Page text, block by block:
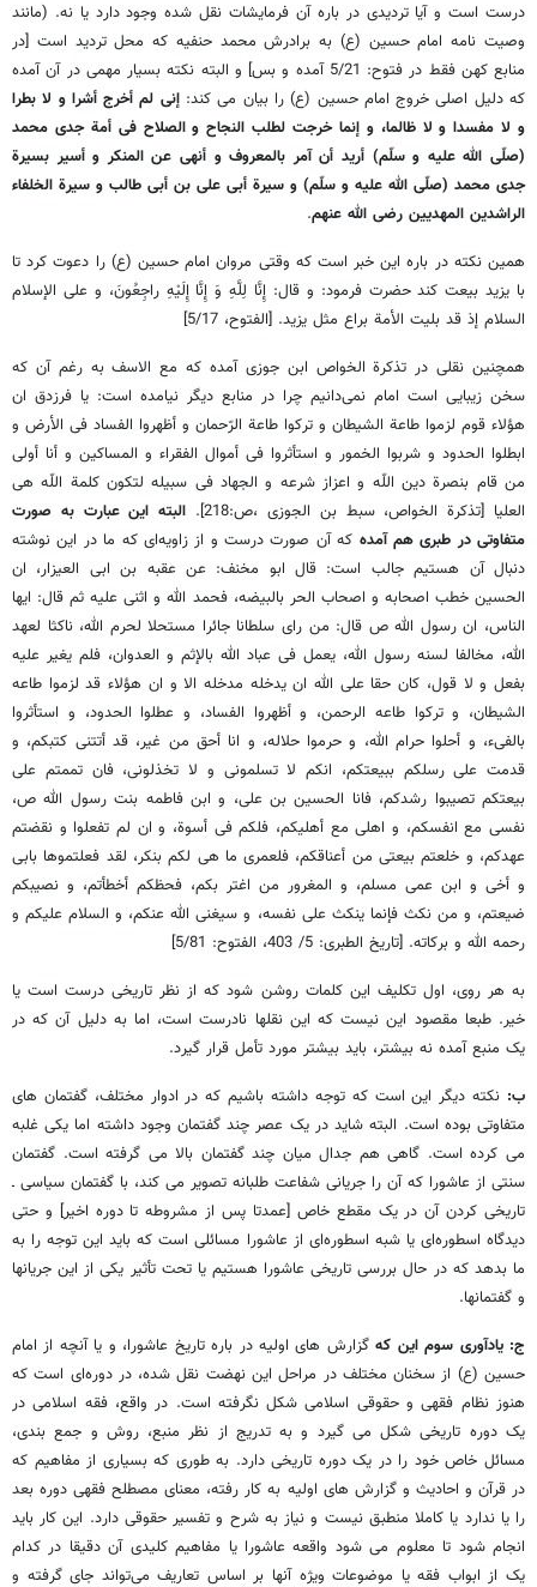
درست است و آیا تردیدی در باره آن فرمایشات نقل شده وجود دارد یا نه. (مانند
وصیت نامه امام حسین (ع) به برادرش محمد حنفیه که محل تردید است [در
منابع کهن فقط در فتوح: 5/21 آمده و بس] و البته نکته بسیار مهمی در آن آمده
که دلیل اصلی خروج امام حسین (ع) را بیان می کند:إنی لم أخرج أشرا و لا بطرا
و لا مفسدا و لا ظالما، و إنما خرجت لطلب النجاح و الصلاح فی أمة جدی محمد
(صلّی الله علیه و سلّم) أرید أن آمر بالمعروف و أنهی عن المنکر و أسیر بسیرة
جدی محمد (صلّی الله علیه و سلّم) و سیرة أبی علی بن أبی طالب و سیرة الخلفاء
الراشدین المهدیین رضی الله عنهم‏.
همین نکته در باره این خبر است که وقتی مروان امام حسین (ع) را دعوت کرد تا
با یزید بیعت کند حضرت فرمود: و قال: إِنَّا لِلَّهِ وَ إِنَّا إِلَیْهِ راجِعُونَ، و علی الإسلام
السلام إذ قد بلیت الأمة براع مثل یزید. [الفتوح، 5/17]
همچنین نقلی در تذکرة الخواص ابن جوزی آمده که مع الاسف به رغم آن که
سخن زیبایی است امام نمی‌دانیم چرا در منابع دیگر نیامده است: یا فرزدق ان
هؤلاء قوم لزموا طاعة الشیطان و ترکوا طاعة الرّحمان‏ و أظهروا الفساد فی الأرض و
ابطلوا الحدود و شربوا الخمور و استأثروا فی أموال الفقراء و المساکین و أنا أولی
من قام بنصرة دین اللّه و اعزاز شرعه و الجهاد فی سبیله لتکون کلمة اللّه هی
العلیا [تذکرة الخواص، سبط بن الجوزی ،ص:218].
البته این عبارت به صورت
متفاوتی در طبری هم آمده که آن صورت درست و از زاویه‌ای که ما در این نوشته
دنبال آن هستیم جالب است: قال ابو مخنف: عن عقبه بن ابی العیزار، ان
الحسین خطب اصحابه و اصحاب الحر بالبیضه، فحمد الله و اثنی علیه ثم قال: ایها
الناس، ان رسول الله ص قال: من رای سلطانا جائرا مستحلا لحرم الله، ناکثا لعهد
الله، مخالفا لسنه رسول الله، یعمل فی عباد الله بالإثم و العدوان، فلم یغیر علیه
بفعل و لا قول، کان حقا علی الله ان یدخله مدخله الا و ان هؤلاء قد لزموا طاعه
الشیطان، و ترکوا طاعه الرحمن، و أظهروا الفساد، و عطلوا الحدود، و استأثروا
بالفی‏ء، و أحلوا حرام الله، و حرموا حلاله، و انا أحق من غیر، قد أتتنی کتبکم، و
قدمت علی رسلکم ببیعتکم، انکم لا تسلمونی و لا تخذلونی، فان تممتم علی
بیعتکم تصیبوا رشدکم، فانا الحسین بن علی، و ابن فاطمه بنت رسول الله ص،
نفسی مع انفسکم، و اهلی مع أهلیکم، فلکم فی أسوة، و ان لم تفعلوا و نقضتم
عهدکم، و خلعتم بیعتی من أعناقکم، فلعمری ما هی لکم بنکر، لقد فعلتموها بابی
و أخی و ابن عمی مسلم، و المغرور من اغتر بکم، فحظکم أخطأتم، و نصیبکم
ضیعتم، و من نکث فإنما ینکث علی نفسه، و سیغنی الله عنکم، و السلام علیکم و
رحمه الله و برکاته. [تاریخ الطبری: 5/ 403، الفتوح: 5/81]
به هر روی، اول تکلیف این کلمات روشن شود که از نظر تاریخی درست است یا
خیر. طبعا مقصود این نیست که این نقلها نادرست است، اما به دلیل آن که در
یک منبع آمده نه بیشتر، باید بیشتر مورد تأمل قرار گیرد.
ب: نکته دیگر این است که توجه داشته باشیم که در ادوار مختلف، گفتمان های
متفاوتی بوده است. البته شاید در یک عصر چند گفتمان وجود داشته اما یکی غلبه
می کرده است. گاهی هم جدال میان چند گفتمان بالا می گرفته است. گفتمان
سنتی از عاشورا که آن را جریانی شفاعت طلبانه تصویر می کند، با گفتمان سیاسی ـ
تاریخی کردن آن در یک مقطع خاص [عمدتا پس از مشروطه تا دوره اخیر] و حتی
دیدگاه اسطوره‌ای یا شبه اسطوره‌ای از عاشورا مسائلی است که باید این توجه را به
ما بدهد که در حال بررسی تاریخی عاشورا هستیم یا تحت تأثیر یکی از این جریانها
و گفتمانها.
ج: یادآوری سوم این کهگزارش های اولیه در باره تاریخ عاشورا، و یا آنچه از امام
حسین (ع) از سخنان مختلف در مراحل این نهضت نقل شده، در دوره‌ای است که
هنوز نظام فقهی و حقوقی اسلامی شکل نگرفته است. در واقع، فقه اسلامی در
یک دوره تاریخی شکل می گیرد و به تدریج از نظر منبع، روش و جمع بندی،
مسائل خاص خود را در یک دوره تاریخی دارد. به طوری که بسیاری از مفاهیم که
در قرآن و احادیث و گزارش های اولیه به کار رفته، معنای مصطلح فقهی دوره بعد
را یا ندارد یا کاملا منطبق نیست و نیاز به شرح و تفسیر حقوقی دارد. این کار باید
انجام شود تا معلوم می شود واقعه عاشورا یا مفاهیم کلیدی آن دقیقا در کدام
یک از ابواب فقه یا موضوعات ویژه آنها بر اساس تعاریف می‌تواند جای گرفته و